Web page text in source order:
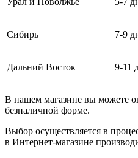
Сибирь 7-9
Дальний Восток 9-11
В нашем магазине вы можете
безналичной форме.
Выбор осуществляется в
в Интернет-магазине